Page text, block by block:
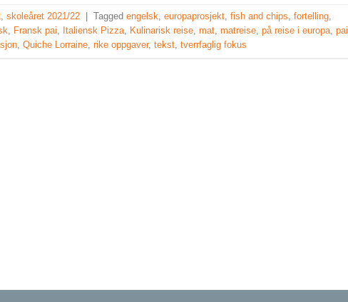
,skoleåret 2021/22 Taggedengelsk,europaprosjekt,fish and chips,fortelling,
, Fransk pai, Italiensk Pizza, Kulinarisk reise,mat,matreise,på reise i europa,pai
,Quiche Lorraine,rike oppgaver,tekst,tverrfaglig fokus